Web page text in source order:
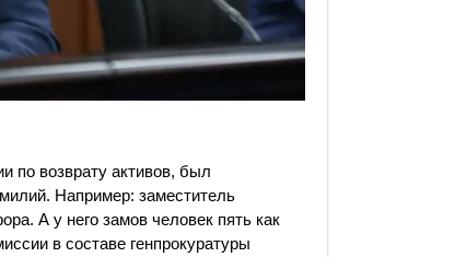
по возврату активов, был
Например: заместитель
А у него замов человек пять как
в составе генпрокуратуры